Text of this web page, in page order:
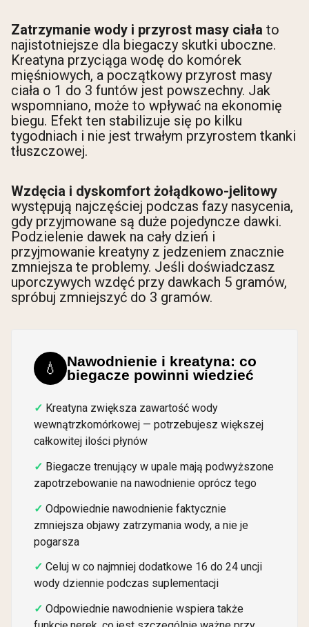
Zatrzymanie wody i przyrost masy ciała to
najistotniejsze dla biegaczy skutki uboczne.
Kreatyna przyciąga wodę do komórek
mięśniowych, a początkowy przyrost masy
ciała o 1 do 3 funtów jest powszechny. Jak
wspomniano, może to wpływać na ekonomię
biegu. Efekt ten stabilizuje się po kilku
tygodniach i nie jest trwałym przyrostem tkanki
tłuszczowej.
Wzdęcia i dyskomfort żołądkowo-jelitowy
występują najczęściej podczas fazy nasycenia,
gdy przyjmowane są duże pojedyncze dawki.
Podzielenie dawek na cały dzień i
przyjmowanie kreatyny z jedzeniem znacznie
zmniejsza te problemy. Jeśli doświadczasz
uporczywych wzdęć przy dawkach 5 gramów,
spróbuj zmniejszyć do 3 gramów.
💧
Nawodnienie i kreatyna: co
biegacze powinni wiedzieć
Kreatyna zwiększa zawartość wody
wewnątrzkomórkowej — potrzebujesz większej
całkowitej ilości płynów
Biegacze trenujący w upale mają podwyższone
zapotrzebowanie na nawodnienie oprócz tego
Odpowiednie nawodnienie faktycznie
zmniejsza objawy zatrzymania wody, a nie je
pogarsza
Celuj w co najmniej dodatkowe 16 do 24 uncji
wody dziennie podczas suplementacji
Odpowiednie nawodnienie wspiera także